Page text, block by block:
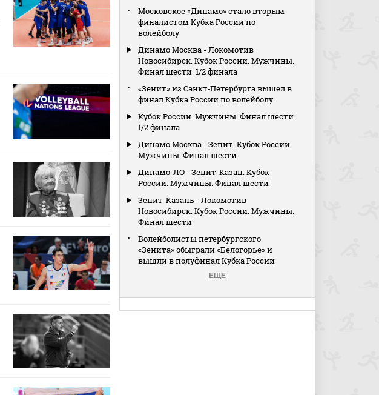
Московское «Динамо» стало вторым
финалистом Кубка России по
волейболу
Динамо Москва - Локомотив
Новосибирск. Кубок России. Мужчины.
Финал шести. 1/2 финала
«Зенит» из Санкт‑Петербурга вышел в
финал Кубка России по волейболу
Кубок России. Мужчины. Финал шести.
1/2 финала
Динамо Москва - Зенит. Кубок России.
Мужчины. Финал шести
Динамо-ЛО - Зенит-Казан. Кубок
России. Мужчины. Финал шести
Зенит-Казань - Локомотив
Новосибирск. Кубок России. Мужчины.
Финал шести
Волейболисты петербургского
«Зенита» обыграли «Белогорье» и
вышли в полуфинал Кубка России
ЕЩЕ